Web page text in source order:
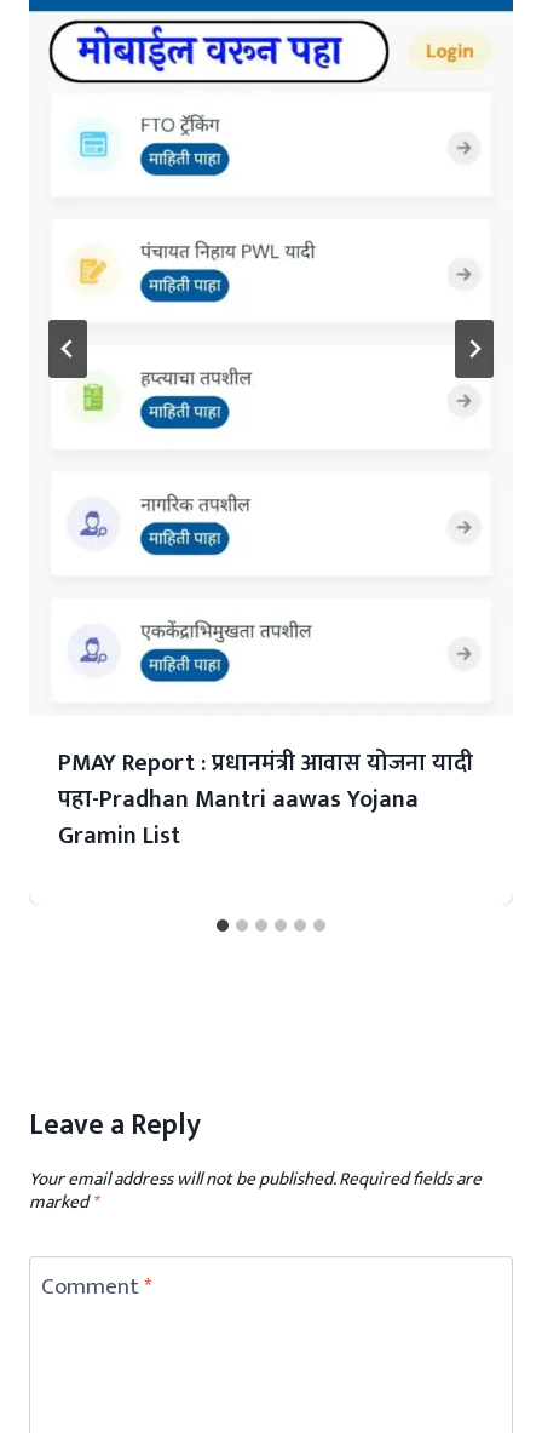
PMAY Report : प्रधानमंत्री आवास योजना यादी
पहा-Pradhan Mantri aawas Yojana
Gramin List
Leave a Reply
Your email address will not be published.Required fields are
marked*
Comment*